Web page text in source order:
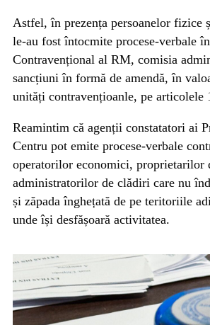
Astfel, în prezența persoanelor fizice
le-au fost întocmite procese-verbale
Contravențional al RM, comisia
sancțiuni în formă de amendă, în
unități contravențioanle, pe articolele
Reamintim că agenții constatatori ai
Centru pot emite procese-verbale
operatorilor economici, proprietarilor
administratorilor de clădiri care nu
și zăpada înghețată de pe teritoriile
unde își desfășoară activitatea.